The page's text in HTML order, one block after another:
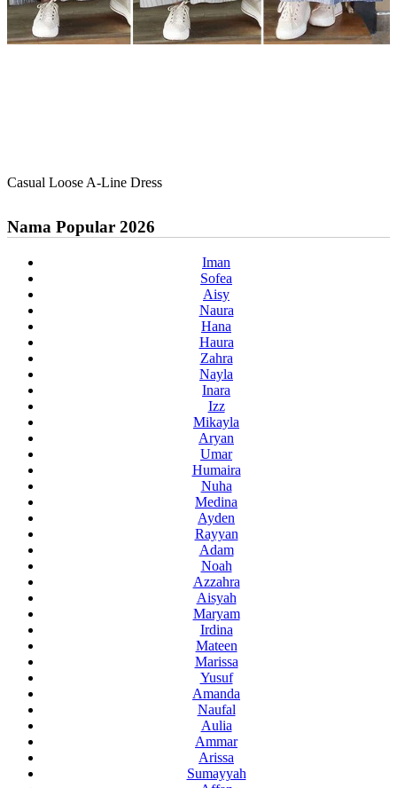
Casual Loose A-Line Dress
Nama Popular 2026
Iman
Sofea
Aisy
Naura
Hana
Haura
Zahra
Nayla
Inara
Izz
Mikayla
Aryan
Umar
Humaira
Nuha
Medina
Ayden
Rayyan
Adam
Noah
Azzahra
Aisyah
Maryam
Irdina
Mateen
Marissa
Yusuf
Amanda
Naufal
Aulia
Ammar
Arissa
Sumayyah